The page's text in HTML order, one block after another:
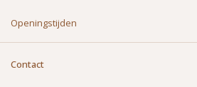
Openingstijden
Contact